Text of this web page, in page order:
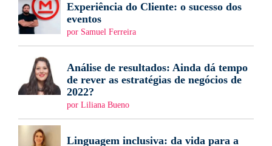
Experiência do Cliente: o sucesso dos
eventos
por Samuel Ferreira
Análise de resultados: Ainda dá tempo
de rever as estratégias de negócios de
2022?
por Liliana Bueno
Linguagem inclusiva: da vida para a